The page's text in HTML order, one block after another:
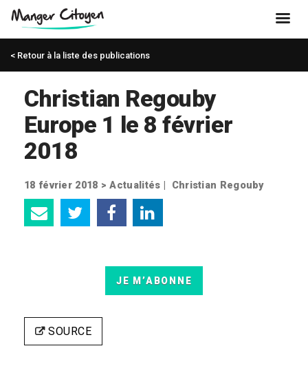
< Retour à la liste des publications
Christian Regouby
Europe 1 le 8 février
2018
18 février 2018 >Actualités Christian Regouby
JE M’ABONNE
SOURCE